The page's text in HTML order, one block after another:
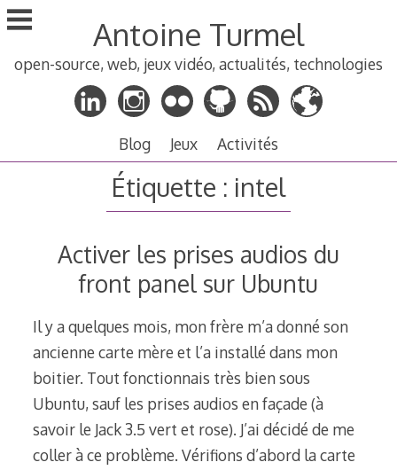
Aller
au
principal
Antoine Turmel
open-source, web, jeux vidéo, actualités, technologies
Blog Jeux Activités
Étiquette : intel
Activer les prises audios du
front panel sur Ubuntu
Il y a quelques mois, mon frère m’a donné son
ancienne carte mère et l’a installé dans mon
boitier. Tout fonctionnais très bien sous
Ubuntu, sauf les prises audios en façade (à
savoir le Jack 3.5 vert et rose). J’ai décidé de me
coller à ce problème. Vérifions d’abord la carte